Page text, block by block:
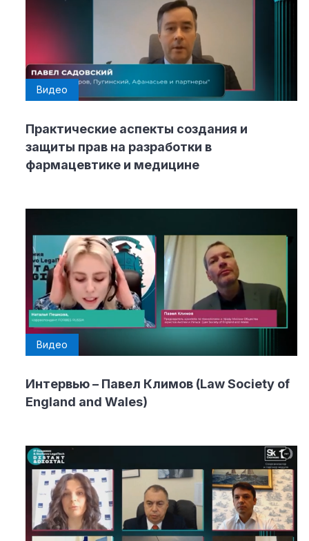
Видео
Практические аспекты создания и
защиты прав на разработки в
фармацевтике и медицине
Видео
Интервью – Павел Климов (Law Society of
England and Wales)